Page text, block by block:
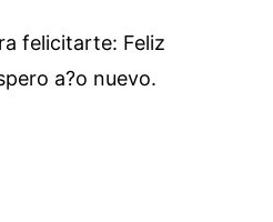
felicitarte: Feliz
a?o nuevo.